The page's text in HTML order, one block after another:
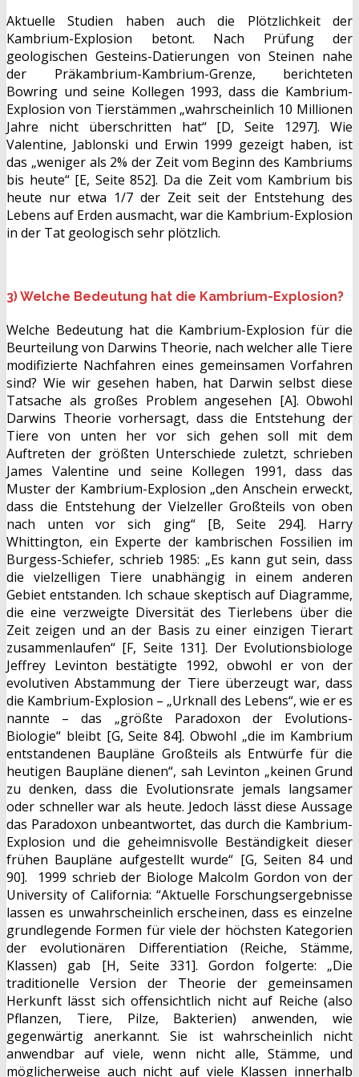
Aktuelle Studien haben auch die Plötzlichkeit der
Kambrium-Explosion betont. Nach Prüfung der
geologischen Gesteins-Datierungen von Steinen nahe
der Präkambrium-Kambrium-Grenze, berichteten
Bowring und seine Kollegen 1993, dass die Kambrium-
Explosion von Tierstämmen „wahrscheinlich 10 Millionen
Jahre nicht überschritten hat“ [D, Seite 1297]. Wie
Valentine, Jablonski und Erwin 1999 gezeigt haben, ist
das „weniger als 2% der Zeit vom Beginn des Kambriums
bis heute“ [E, Seite 852]. Da die Zeit vom Kambrium bis
heute nur etwa 1/7 der Zeit seit der Entstehung des
Lebens auf Erden ausmacht, war die Kambrium-Explosion
in der Tat geologisch sehr plötzlich.
3) Welche Bedeutung hat die Kambrium-Explosion?
Welche Bedeutung hat die Kambrium-Explosion für die
Beurteilung von Darwins Theorie, nach welcher alle Tiere
modifizierte Nachfahren eines gemeinsamen Vorfahren
sind? Wie wir gesehen haben, hat Darwin selbst diese
Tatsache als großes Problem angesehen [A]. Obwohl
Darwins Theorie vorhersagt, dass die Entstehung der
Tiere von unten her vor sich gehen soll mit dem
Auftreten der größten Unterschiede zuletzt, schrieben
James Valentine und seine Kollegen 1991, dass das
Muster der Kambrium-Explosion „den Anschein erweckt,
dass die Entstehung der Vielzeller Großteils von oben
nach unten vor sich ging“ [B, Seite 294]. Harry
Whittington, ein Experte der kambrischen Fossilien im
Burgess-Schiefer, schrieb 1985: „Es kann gut sein, dass
die vielzelligen Tiere unabhängig in einem anderen
Gebiet entstanden. Ich schaue skeptisch auf Diagramme,
die eine verzweigte Diversität des Tierlebens über die
Zeit zeigen und an der Basis zu einer einzigen Tierart
zusammenlaufen“ [F, Seite 131]. Der Evolutionsbiologe
Jeffrey Levinton bestätigte 1992, obwohl er von der
evolutiven Abstammung der Tiere überzeugt war, dass
die Kambrium-Explosion – „Urknall des Lebens“, wie er es
nannte – das „größte Paradoxon der Evolutions-
Biologie“ bleibt [G, Seite 84]. Obwohl „die im Kambrium
entstandenen Baupläne Großteils als Entwürfe für die
heutigen Baupläne dienen“, sah Levinton „keinen Grund
zu denken, dass die Evolutionsrate jemals langsamer
oder schneller war als heute. Jedoch lässt diese Aussage
das Paradoxon unbeantwortet, das durch die Kambrium-
Explosion und die geheimnisvolle Beständigkeit dieser
frühen Baupläne aufgestellt wurde“ [G, Seiten 84 und
90]. 1999 schrieb der Biologe Malcolm Gordon von der
University of California: “Aktuelle Forschungsergebnisse
lassen es unwahrscheinlich erscheinen, dass es einzelne
grundlegende Formen für viele der höchsten Kategorien
der evolutionären Differentiation (Reiche, Stämme,
Klassen) gab [H, Seite 331]. Gordon folgerte: „Die
traditionelle Version der Theorie der gemeinsamen
Herkunft lässt sich offensichtlich nicht auf Reiche (also
Pflanzen, Tiere, Pilze, Bakterien) anwenden, wie
gegenwärtig anerkannt. Sie ist wahrscheinlich nicht
anwendbar auf viele, wenn nicht alle, Stämme, und
möglicherweise auch nicht auf viele Klassen innerhalb